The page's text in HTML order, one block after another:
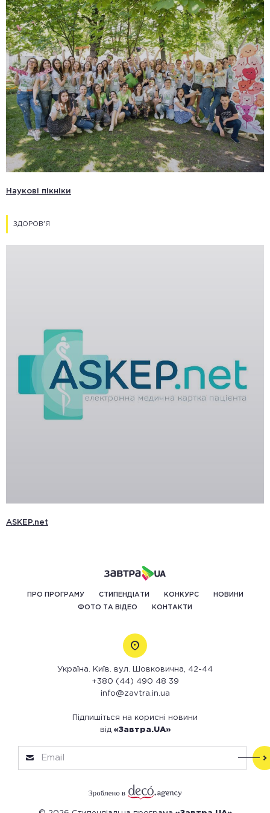
Наукові пікніки
ЗДОРОВ'Я
ASKEP.net
ПРО ПРОГРАМУ СТИПЕНДІАТИ КОНКУРС НОВИНИ
ФОТО ТА ВІДЕО КОНТАКТИ
Україна. Київ. вул. Шовковична, 42-44
+380 (44) 490 48 39
info@zavtra.in.ua
Підпишіться на корисні новини
від «Завтра.UA»